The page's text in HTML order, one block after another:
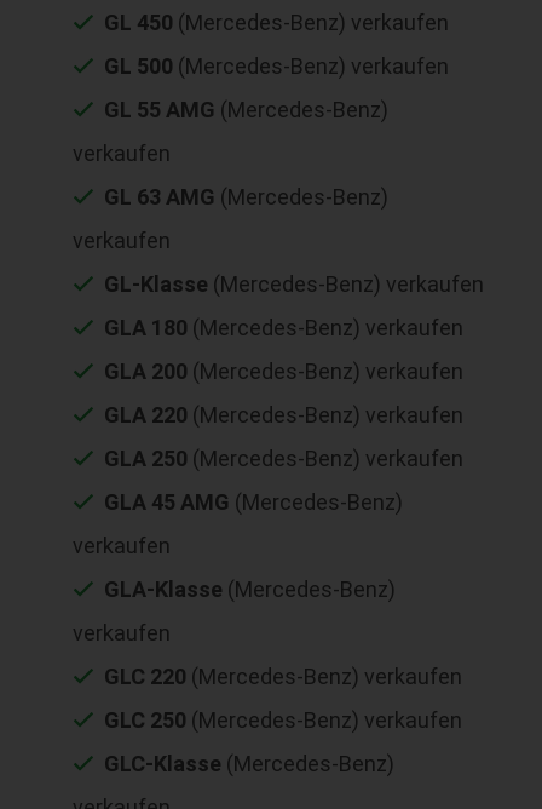
GL 450 (Mercedes-Benz) verkaufen
GL 500 (Mercedes-Benz) verkaufen
GL 55 AMG (Mercedes-Benz)
verkaufen
GL 63 AMG (Mercedes-Benz)
verkaufen
GL-Klasse (Mercedes-Benz) verkaufen
GLA 180 (Mercedes-Benz) verkaufen
GLA 200 (Mercedes-Benz) verkaufen
GLA 220 (Mercedes-Benz) verkaufen
GLA 250 (Mercedes-Benz) verkaufen
GLA 45 AMG (Mercedes-Benz)
verkaufen
GLA-Klasse (Mercedes-Benz)
verkaufen
GLC 220 (Mercedes-Benz) verkaufen
GLC 250 (Mercedes-Benz) verkaufen
GLC-Klasse (Mercedes-Benz)